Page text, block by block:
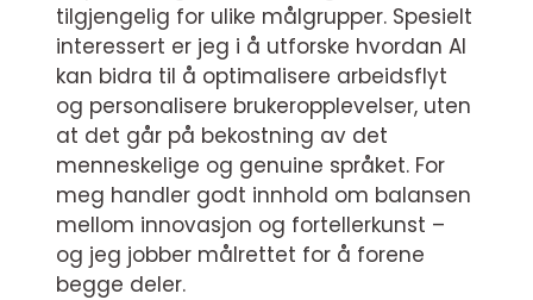
tilgjengelig for ulike målgrupper. Spesielt
interessert er jeg i å utforske hvordan AI
kan bidra til å optimalisere arbeidsflyt
og personalisere brukeropplevelser, uten
at det går på bekostning av det
menneskelige og genuine språket. For
meg handler godt innhold om balansen
mellom innovasjon og fortellerkunst –
og jeg jobber målrettet for å forene
begge deler.